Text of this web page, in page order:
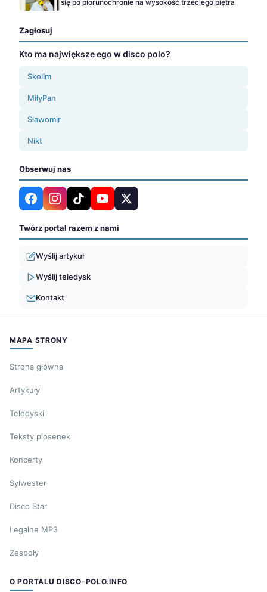
się po piorunochronie na wysokość trzeciego piętra
Zagłosuj
Kto ma największe ego w disco polo?
Skolim
MiłyPan
Sławomir
Nikt
Obserwuj nas
Twórz portal razem z nami
Wyślij artykuł
Wyślij teledysk
Kontakt
MAPA STRONY
Strona główna
Artykuły
Teledyski
Teksty piosenek
Koncerty
Sylwester
Disco Star
Legalne MP3
Zespoły
O PORTALU DISCO-POLO.INFO